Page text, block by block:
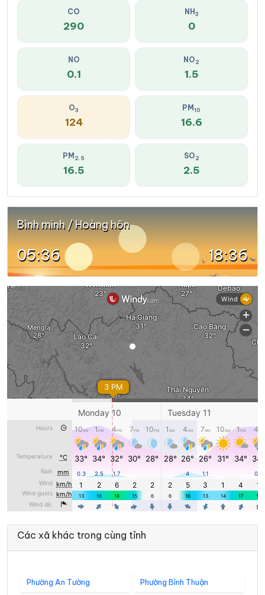
CO
290
NH 3
0
NO
0.1
NO2
1.5
O3
124
PM 10
16.6
PM 2.5
16.5
SO2
2.5
Bình minh / Hoàng hôn
05:36 18:36
Các xã khác trong cùng tỉnh
Phường An Tường Phường Bình Thuận